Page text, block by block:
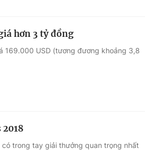
hơn 3 tỷ đồng
169.000 USD (tương đương khoảng 3,8
trong tay giải thưởng quan trọng nhất